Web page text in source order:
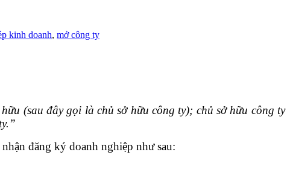
kinh doanh, mở công ty
(sau đây gọi là chủ sở hữu công ty); chủ sở hữu công ty
đăng ký doanh nghiệp như sau: